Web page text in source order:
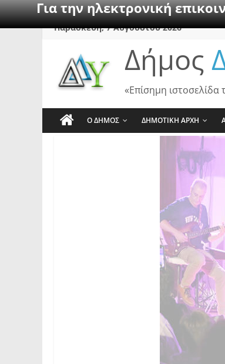
Για την ηλεκτρονική
SkipΠαρασκευή, 7 Αυγούστου 2026
Δήμος
«Επίσημη
Ο ΔΗΜΟΣ ΔΗΜΟΤΙΚΗ ΑΡΧΗ